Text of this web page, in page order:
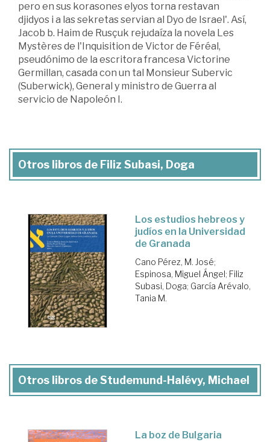
pero en sus korasones elyos torna restavan
djidyos i a las sekretas servian al Dyo de Israel'. Así,
Jacob b. Haim de Rusçuk rejudaíza la novela Les
Mystères de l'Inquisition de Victor de Féréal,
pseudónimo de la escritora francesa Victorine
Germillan, casada con un tal Monsieur Subervic
(Suberwick), General y ministro de Guerra al
servicio de Napoleón I.
Otros libros de Filiz Subasi, Doga
Los estudios hebreos y
judíos en la Universidad
de Granada
Cano Pérez, M. José;
Espinosa, Miguel Ángel; Filiz
Subasi, Doga; García Arévalo,
Tania M.
Otros libros de Studemund-Halévy, Michael
La boz de Bulgaria